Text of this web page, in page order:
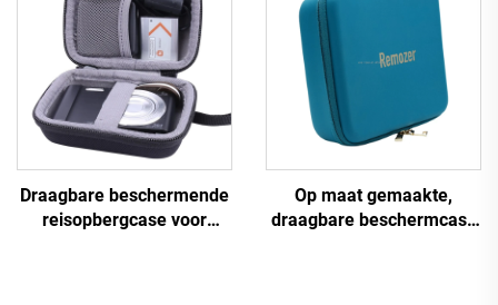
draagkoffer voor EVA-AA-
batterijbank en
gereedschapskoffer
Draagbare beschermende
reisopbergcase voor
Op maat gemaakte,
draagbare beschermcase